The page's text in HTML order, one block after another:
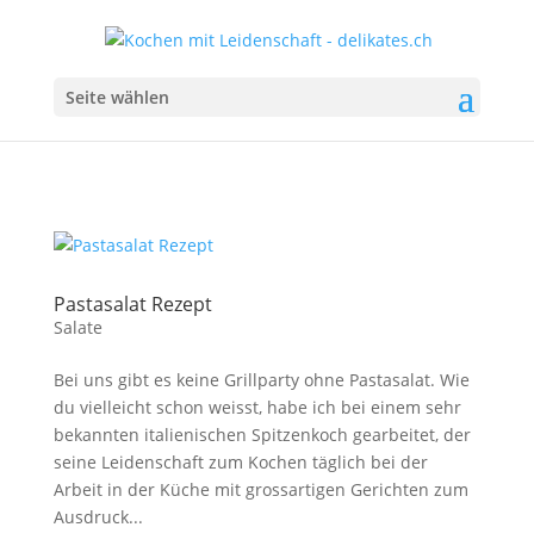
Seite wählen
Pastasalat Rezept
Salate
Bei uns gibt es keine Grillparty ohne Pastasalat. Wie
du vielleicht schon weisst, habe ich bei einem sehr
bekannten italienischen Spitzenkoch gearbeitet, der
seine Leidenschaft zum Kochen täglich bei der
Arbeit in der Küche mit grossartigen Gerichten zum
Ausdruck...